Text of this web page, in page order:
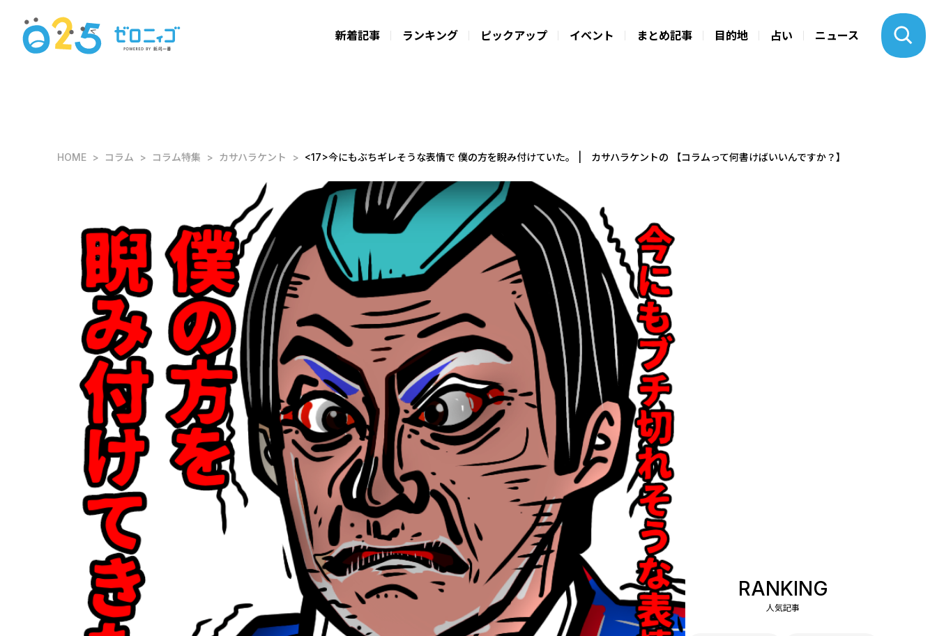
新着記事 ランキング ピックアップ イベント まとめ記事 目的地 占い ニュース
HOME コラム コラム特集 カサハラケント <17>今にもぶちギレそうな表情で 僕の方を睨み付けていた。 | カサハラケントの 【コラムって何書けばいいんですか？】
RANKING
人気記事